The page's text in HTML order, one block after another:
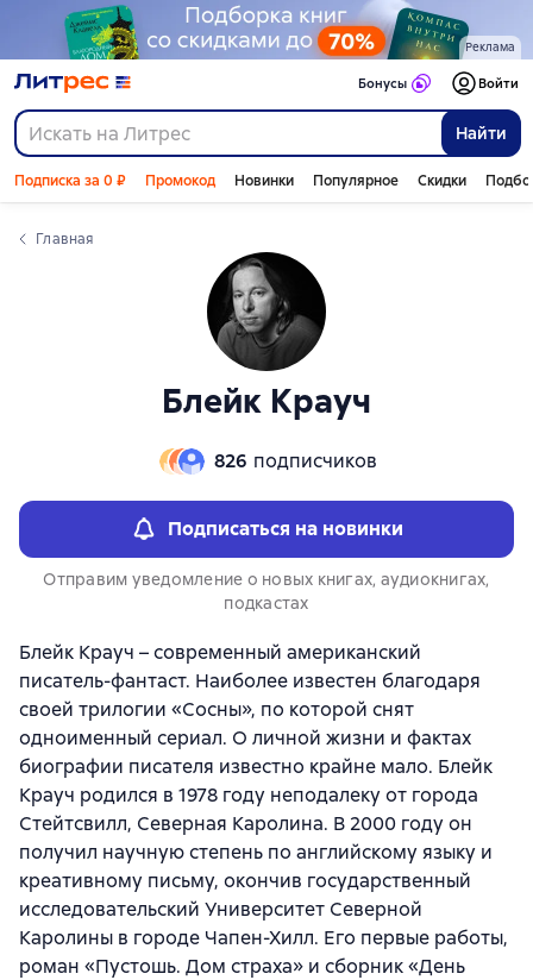
Реклама
Найти
Бонусы Войти
Подписка за 0 ₽ Промокод Новинки Популярное Скидки
Главная
Блейк Крауч
826 подписчиков
Подписаться на новинки
Отправим уведомление о новых книгах, аудиокнигах,
подкастах
Блейк Крауч – современный американский
писатель-фантаст. Наиболее известен благодаря
своей трилогии «Сосны», по которой снят
одноименный сериал. О личной жизни и фактах
биографии писателя известно крайне мало. Блейк
Крауч родился в 1978 году неподалеку от города
Стейтсвилл, Северная Каролина. В 2000 году он
получил научную степень по английскому языку и
креативному письму, окончив государственный
исследовательский Университет Северной
Каролины в городе Чапен-Хилл. Его первые работы,
роман «Пустошь. Дом страха» и сборник «День
Слайдер с книгами
Слайдер с книгами